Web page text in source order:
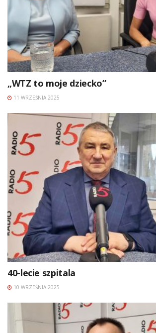
„WTZ to moje dziecko”
11 WRZEŚNIA 2025
40-lecie szpitala
10 WRZEŚNIA 2025